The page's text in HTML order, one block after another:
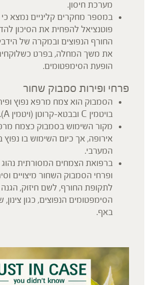
מערכת חיסון.
במספר מחקרים קליניים נמצא
פוטנציאל להפחית את הסיכון
החורף הנפוצים ובמקרה של
את משך המחלה, בפרט
הופעת הסימפטומים.
פרחי ופירות סמבוק שחור
הסמבוק הוא צמח מרפא נפוץ
בויטמין C ובבטא-קרוטן (ויטמין A).
מקור השימוש בסמבוק כצמח
אירופה, אך כיום השימוש בו
המערבי.
ברפואת הצמחים המסורתית נהוג
ופרחי הסמבוק השחור מיצויים
לתקופת החורף, לשם חיזוק,
הסימפטומים הנפוצים, כגון צינון,
באף.